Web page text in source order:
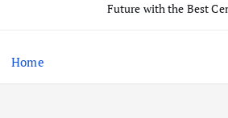
n
Future with the Best
Home